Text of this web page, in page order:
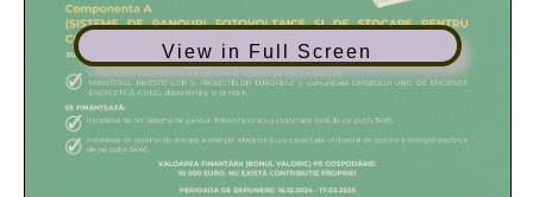
View in Full Screen